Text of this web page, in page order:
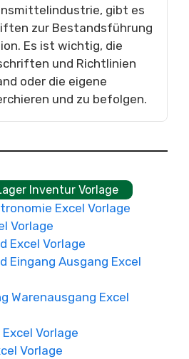
gibt es
zur Bestandsführung
Es ist wichtig, die
und Richtlinien
oder die eigene
und zu befolgen.
Inventur Vorlage
Excel Vorlage
Vorlage
Excel Vorlage
Eingang Ausgang Excel
Warenausgang Excel
Vorlage
Vorlage